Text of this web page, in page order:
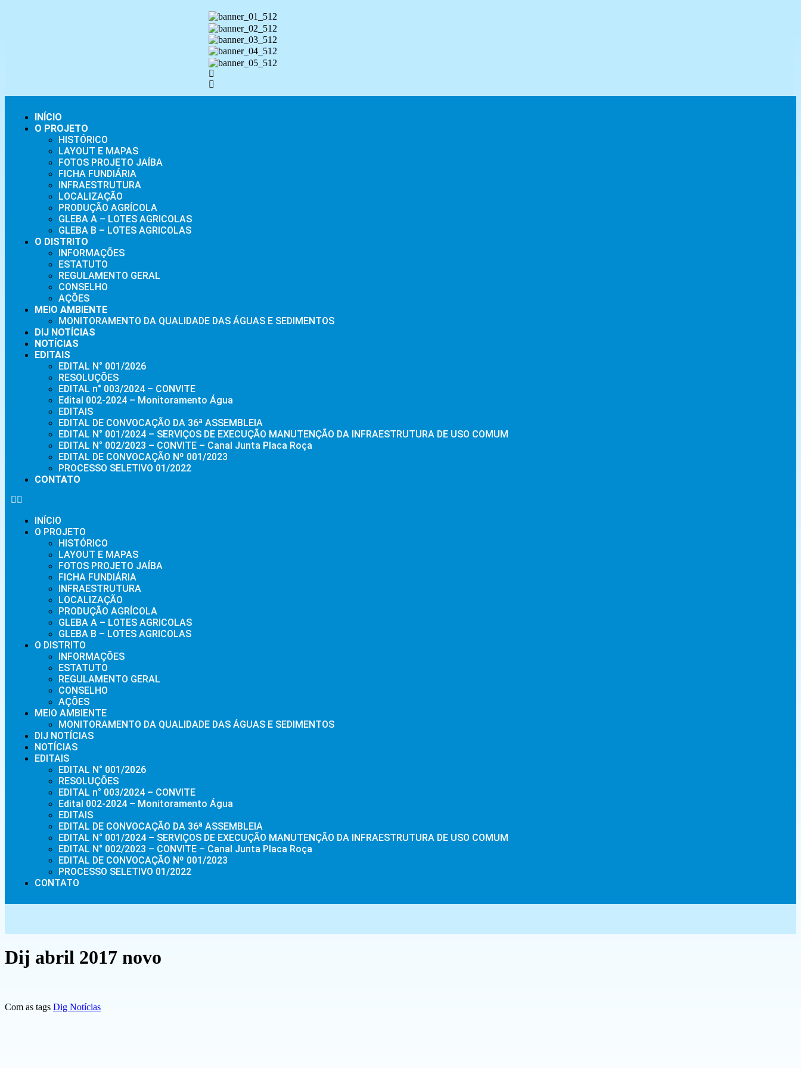
INÍCIO
O PROJETO
HISTÓRICO
LAYOUT E MAPAS
FOTOS PROJETO JAÍBA
FICHA FUNDIÁRIA
INFRAESTRUTURA
LOCALIZAÇÃO
PRODUÇÃO AGRÍCOLA
GLEBA A – LOTES AGRICOLAS
GLEBA B – LOTES AGRICOLAS
O DISTRITO
INFORMAÇÕES
ESTATUTO
REGULAMENTO GERAL
CONSELHO
AÇÕES
MEIO AMBIENTE
MONITORAMENTO DA QUALIDADE DAS ÁGUAS E SEDIMENTOS
DIJ NOTÍCIAS
NOTÍCIAS
EDITAIS
EDITAL N° 001/2026
RESOLUÇÕES
EDITAL n° 003/2024 – CONVITE
Edital 002-2024 – Monitoramento Água
EDITAIS
EDITAL DE CONVOCAÇÃO DA 36ª ASSEMBLEIA
EDITAL N° 001/2024 – SERVIÇOS DE EXECUÇÃO MANUTENÇÃO DA INFRAESTRUTURA DE USO COMUM
EDITAL N° 002/2023 – CONVITE – Canal Junta Placa Roça
EDITAL DE CONVOCAÇÃO Nº 001/2023
PROCESSO SELETIVO 01/2022
CONTATO
INÍCIO
O PROJETO
HISTÓRICO
LAYOUT E MAPAS
FOTOS PROJETO JAÍBA
FICHA FUNDIÁRIA
INFRAESTRUTURA
LOCALIZAÇÃO
PRODUÇÃO AGRÍCOLA
GLEBA A – LOTES AGRICOLAS
GLEBA B – LOTES AGRICOLAS
O DISTRITO
INFORMAÇÕES
ESTATUTO
REGULAMENTO GERAL
CONSELHO
AÇÕES
MEIO AMBIENTE
MONITORAMENTO DA QUALIDADE DAS ÁGUAS E SEDIMENTOS
DIJ NOTÍCIAS
NOTÍCIAS
EDITAIS
EDITAL N° 001/2026
RESOLUÇÕES
EDITAL n° 003/2024 – CONVITE
Edital 002-2024 – Monitoramento Água
EDITAIS
EDITAL DE CONVOCAÇÃO DA 36ª ASSEMBLEIA
EDITAL N° 001/2024 – SERVIÇOS DE EXECUÇÃO MANUTENÇÃO DA INFRAESTRUTURA DE USO COMUM
EDITAL N° 002/2023 – CONVITE – Canal Junta Placa Roça
EDITAL DE CONVOCAÇÃO Nº 001/2023
PROCESSO SELETIVO 01/2022
CONTATO
Dij abril 2017 novo
Com as tags Dig Notícias